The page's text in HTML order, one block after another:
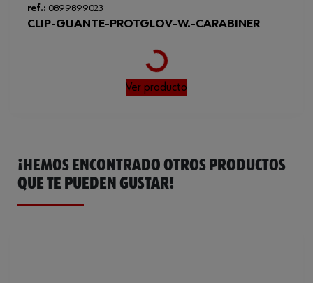
Calibre
ref.: 0899899023
CLIP-GUANTE-PROTGLOV-W.-CARABINER
Loading...
Ver producto
¡HEMOS ENCONTRADO OTROS PRODUCTOS
QUE TE PUEDEN GUSTAR!